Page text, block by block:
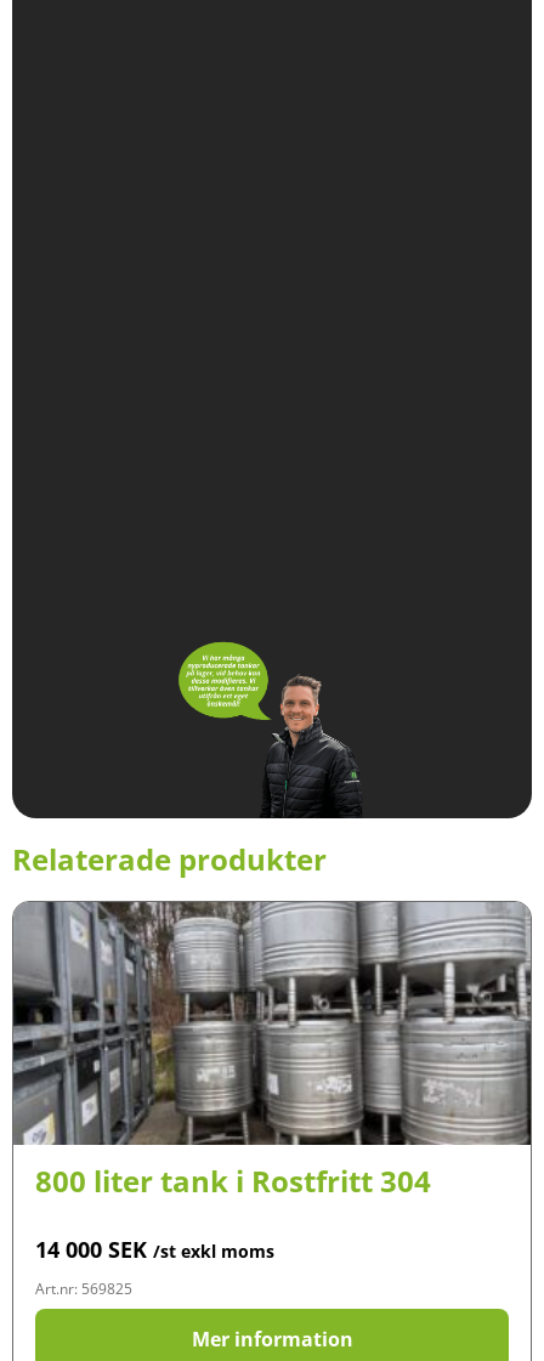
Relaterade produkter
800 liter tank i Rostfritt 304
14 000 SEK /st exkl moms
Art.nr: 569825
Mer information